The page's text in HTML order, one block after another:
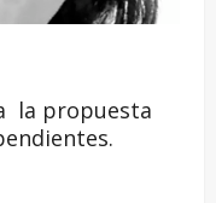
la propuesta